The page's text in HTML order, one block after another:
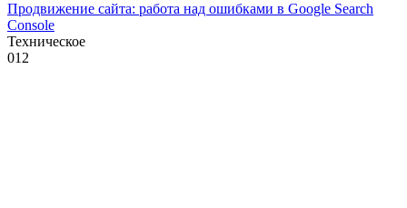
Продвижение сайта: работа над ошибками в Google Search
Console
Техническое
012